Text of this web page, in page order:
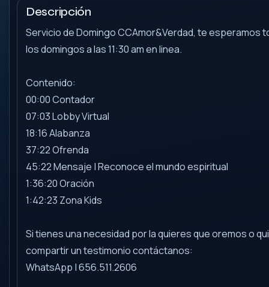
Descripción
Servicio de Domingo CCAmor&Verdad, te esperamos
los domingos a las 11:30 am en linea.
Contenido:
00:00 Contador
07:03 Lobby Virtual
18:16 Alabanza
37:22 Ofrenda
45:22 Mensaje | Reconoce el mundo espiritual
1:36:20 Oración
1:42:23 Zona Kids
Si tienes una necesidad por la quieres que oremos o
compartir un testimonio contáctanos:
WhatsApp | 656.511.2606